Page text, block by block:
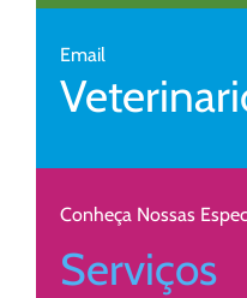
Email
Conheça Nossas
Serviços